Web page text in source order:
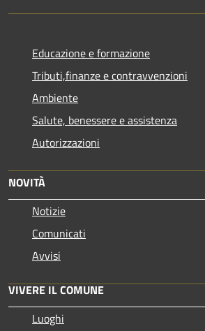
Educazione e formazione
Tributi,finanze e contravvenzioni
Ambiente
Salute, benessere e assistenza
Autorizzazioni
NOVITÀ
Notizie
Comunicati
Avvisi
VIVERE IL COMUNE
Luoghi